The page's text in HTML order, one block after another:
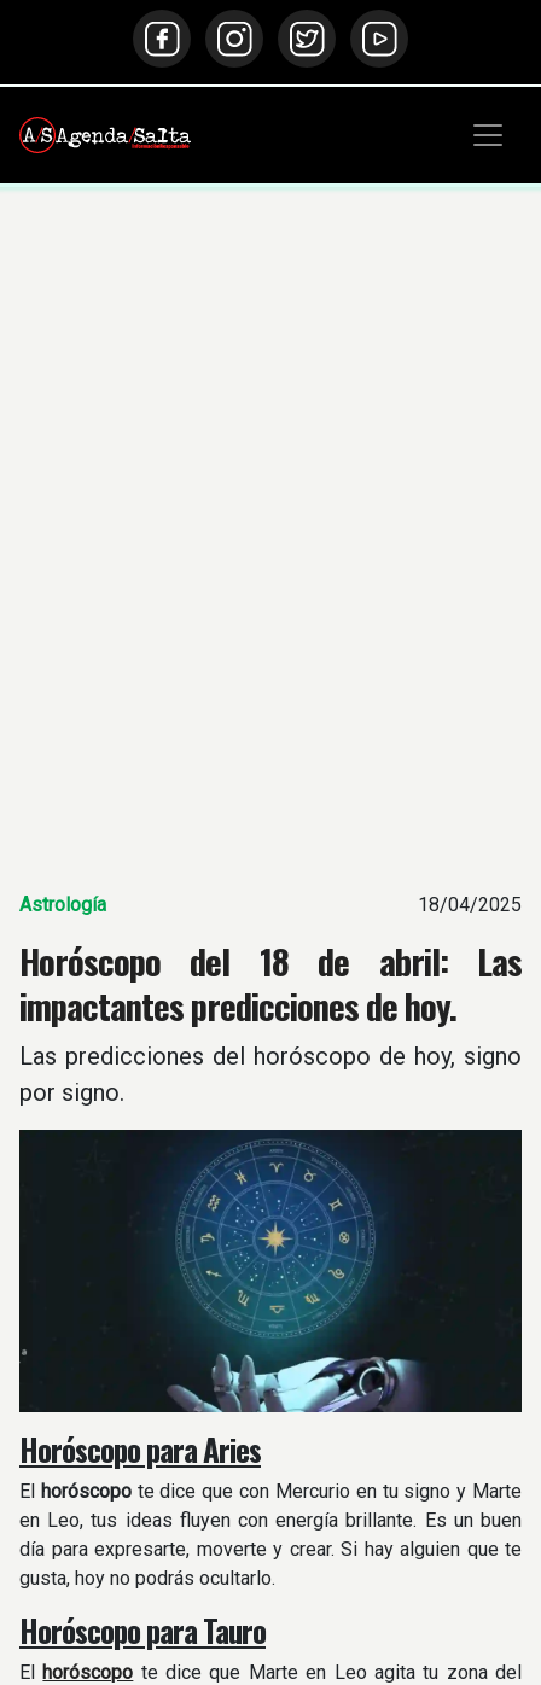
Astrología 18/04/2025
Horóscopo del 18 de abril: Las
impactantes predicciones de hoy.
Las predicciones del horóscopo de hoy, signo
por signo.
Horóscopo para Aries
El horóscopote dice que con Mercurio en tu signo y Marte
en Leo, tus ideas fluyen con energía brillante. Es un buen
día para expresarte, moverte y crear. Si hay alguien que te
gusta, hoy no podrás ocultarlo.
Horóscopo para Tauro
Elhoróscopo te dice que Marte en Leo agita tu zona del